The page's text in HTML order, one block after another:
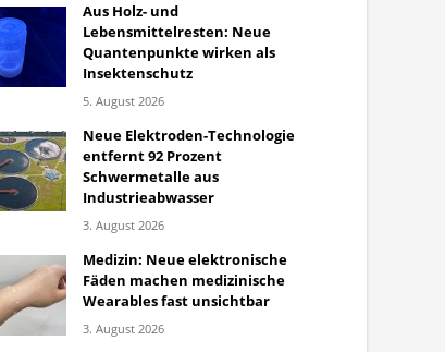
Aus Holz- und
Lebensmittelresten: Neue
Quantenpunkte wirken als
Insektenschutz
5. August 2026
Neue Elektroden-Technologie
entfernt 92 Prozent
Schwermetalle aus
Industrieabwasser
3. August 2026
Medizin: Neue elektronische
Fäden machen medizinische
Wearables fast unsichtbar
3. August 2026